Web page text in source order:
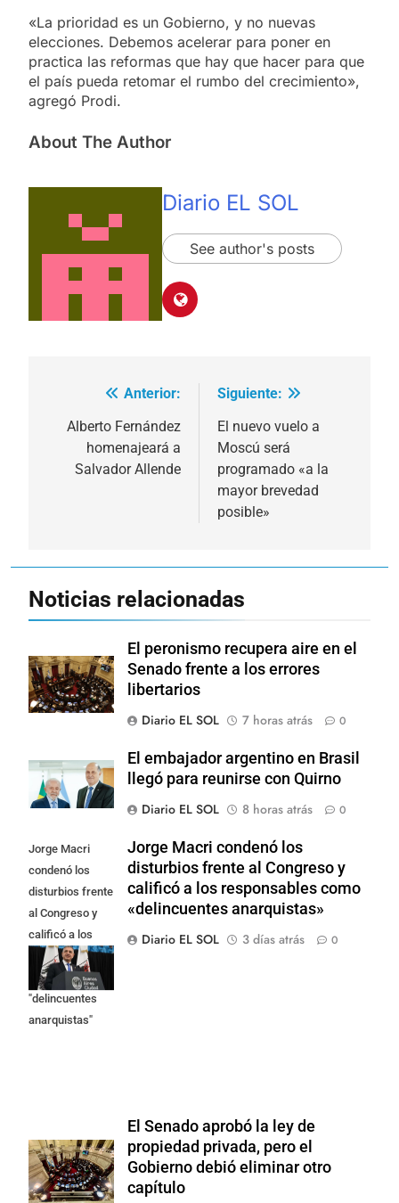
«La prioridad es un Gobierno, y no nuevas
elecciones. Debemos acelerar para poner en
practica las reformas que hay que hacer para que
el país pueda retomar el rumbo del crecimiento»,
agregó Prodi.
About The Author
Diario EL SOL
See author's posts
Navegación
de
entradas
Anterior:
Alberto Fernández
homenajeará a
Salvador Allende
Siguiente:
El nuevo vuelo a
Moscú será
programado «a la
mayor brevedad
posible»
Noticias relacionadas
El peronismo recupera aire en el
Senado frente a los errores
libertarios
Diario EL SOL
7 horas atrás 0
El embajador argentino en Brasil
llegó para reunirse con Quirno
Diario EL SOL
8 horas atrás 0
Jorge Macri
condenó los
disturbios frente
al Congreso y
calificó a los
responsables
como
"delincuentes
anarquistas"
Jorge Macri condenó los
disturbios frente al Congreso y
calificó a los responsables como
«delincuentes anarquistas»
Diario EL SOL
3 días atrás 0
El Senado aprobó la ley de
propiedad privada, pero el
Gobierno debió eliminar otro
capítulo